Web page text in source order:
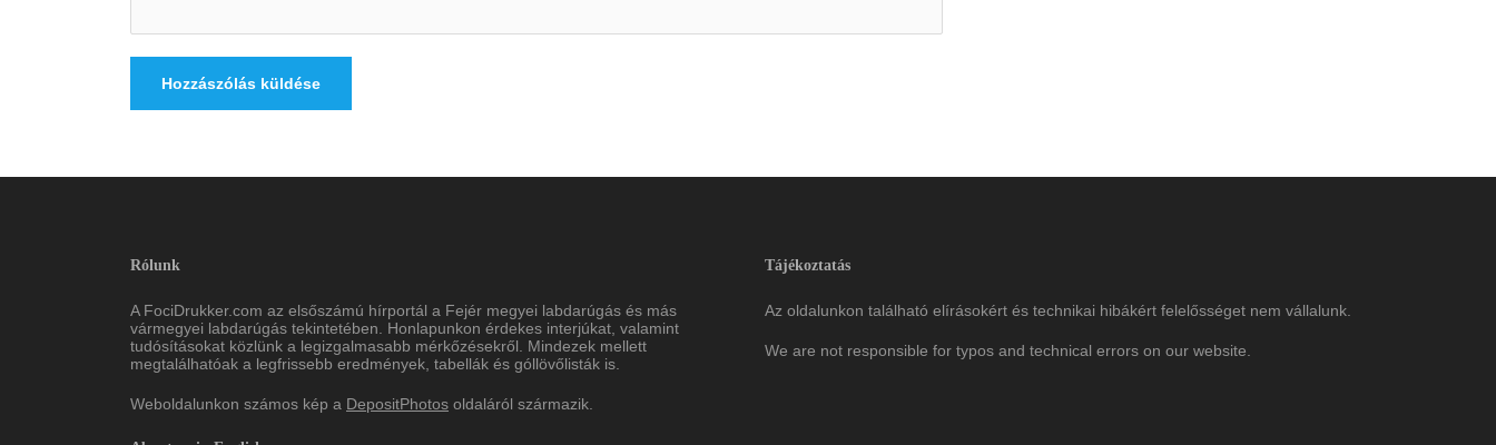
Rólunk
A FociDrukker.com az elsőszámú hírportál a Fejér megyei labdarúgás és más
vármegyei labdarúgás tekintetében. Honlapunkon érdekes interjúkat, valamint
tudósításokat közlünk a legizgalmasabb mérkőzésekről. Mindezek mellett
megtalálhatóak a legfrissebb eredmények, tabellák és góllövőlisták is.
Weboldalunkon számos kép a DepositPhotos oldaláról származik.
Tájékoztatás
Az oldalunkon található elírásokért és technikai hibákért felelősséget nem vállalunk.
We are not responsible for typos and technical errors on our website.